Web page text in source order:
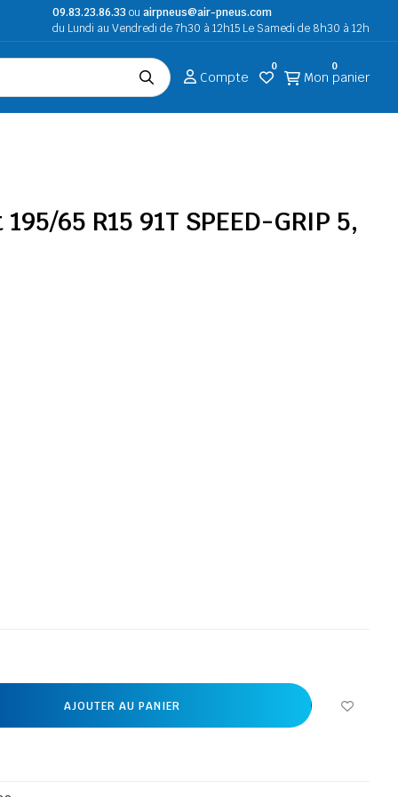
09.83.23.86.33ou airpneus@air-pneus.com
du Lundi au Vendredi de 7h30 à 12h15 Le Samedi de 8h30 à 12h
Compte
0
Mon panier
0
65 R15 91T SPEED-GRIP 5,
AJOUTER AU PANIER